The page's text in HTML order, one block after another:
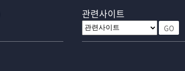
관련사이트
GO